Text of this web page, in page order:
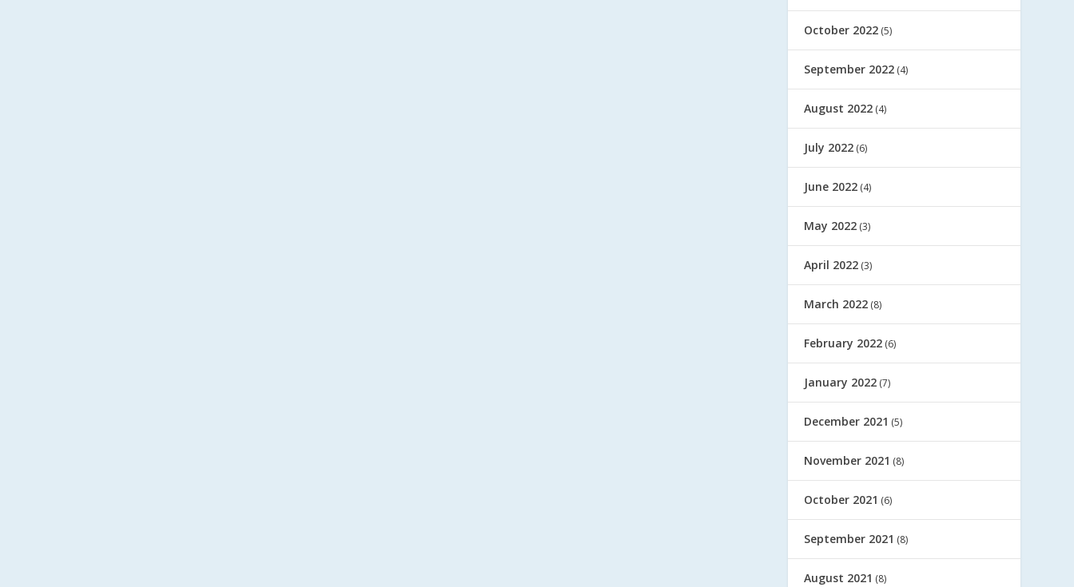
October 2022 (5)
September 2022 (4)
August 2022 (4)
July 2022 (6)
June 2022 (4)
May 2022 (3)
April 2022 (3)
March 2022 (8)
February 2022 (6)
January 2022 (7)
December 2021 (5)
November 2021 (8)
October 2021 (6)
September 2021 (8)
August 2021 (8)